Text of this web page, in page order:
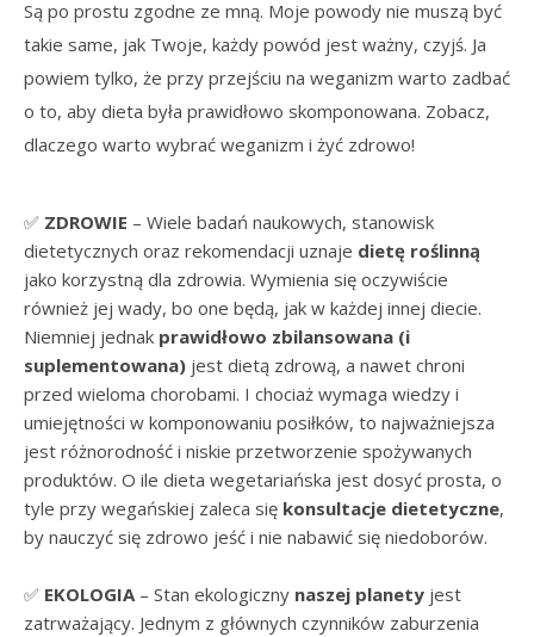
Są po prostu zgodne ze mną. Moje powody nie muszą być
takie same, jak Twoje, każdy powód jest ważny, czyjś. Ja
powiem tylko, że przy przejściu na weganizm warto zadbać
o to, aby dieta była prawidłowo skomponowana. Zobacz,
dlaczego warto wybrać weganizm i żyć zdrowo!
✅ ZDROWIE – Wiele badań naukowych, stanowisk
dietetycznych oraz rekomendacji uznaje dietę roślinną
jako korzystną dla zdrowia. Wymienia się oczywiście
również jej wady, bo one będą, jak w każdej innej diecie.
Niemniej jednak prawidłowo zbilansowana (i
suplementowana) jest dietą zdrową, a nawet chroni
przed wieloma chorobami. I chociaż wymaga wiedzy i
umiejętności w komponowaniu posiłków, to najważniejsza
jest różnorodność i niskie przetworzenie spożywanych
produktów. O ile dieta wegetariańska jest dosyć prosta, o
tyle przy wegańskiej zaleca się konsultacje dietetyczne,
by nauczyć się zdrowo jeść i nie nabawić się niedoborów.
✅ EKOLOGIA– Stan ekologiczny naszej planety jest
zatrważający. Jednym z głównych czynników zaburzenia